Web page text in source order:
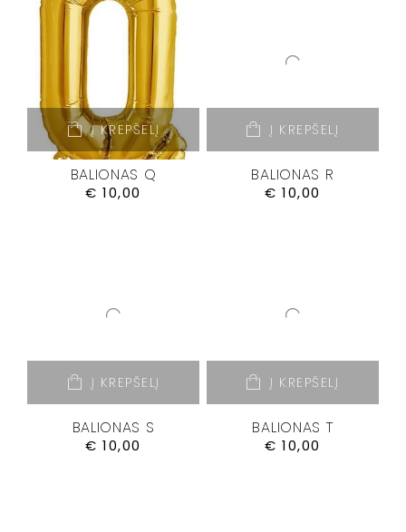
Į KREPŠELĮ
BALIONAS Q
€ 10,00
Į KREPŠELĮ
BALIONAS R
€ 10,00
Į KREPŠELĮ
BALIONAS S
€ 10,00
Į KREPŠELĮ
BALIONAS T
€ 10,00